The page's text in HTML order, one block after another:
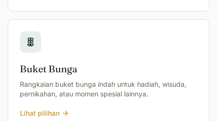
Buket Bunga
Rangkaian buket bunga indah untuk hadiah, wisuda,
pernikahan, atau momen spesial lainnya.
Lihat pilihan